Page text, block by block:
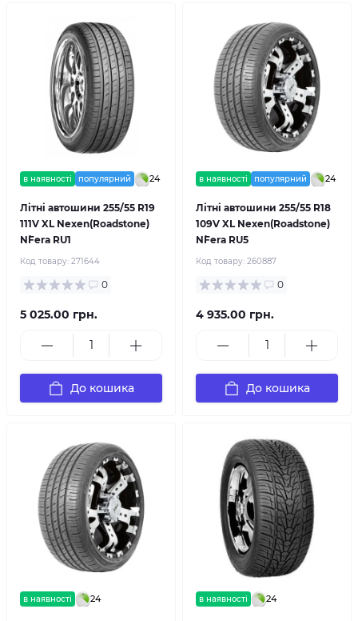
в наявності популярний 24
Літні автошини 255/55 R19
111V XL Nexen(Roadstone)
N`Fera RU1
Код товару: 271644
0
5 025.00 грн.
До кошика
в наявності популярний 24
Літні автошини 255/55 R18
109V XL Nexen(Roadstone)
N`Fera RU5
Код товару: 260887
0
4 935.00 грн.
До кошика
в наявності 24 в наявності 24